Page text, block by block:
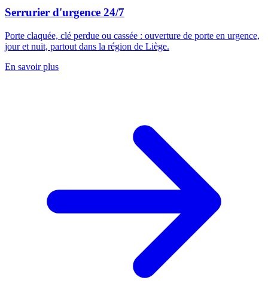
Serrurier d'urgence 24/7
Porte claquée, clé perdue ou cassée : ouverture de porte en urgence,
jour et nuit, partout dans la région de Liège.
En savoir plus